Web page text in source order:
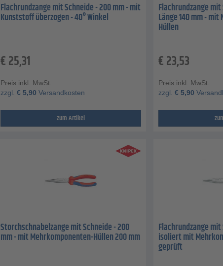
Flachrundzange mit Schneide - 200 mm - mit
Kunststoff überzogen - 40° Winkel
€25,31
Preis inkl. MwSt.
zzgl. € 5,90 Versandkosten
zum Artikel
Flachrundzange
Länge 140 mm -
Hüllen
€23,53
Preis inkl. MwSt.
zzgl. € 5,90
Storchschnabelzange mit Schneide - 200
mm - mit Mehrkomponenten-Hüllen 200 mm
Flachrundzange mit
isoliert mit
geprüft